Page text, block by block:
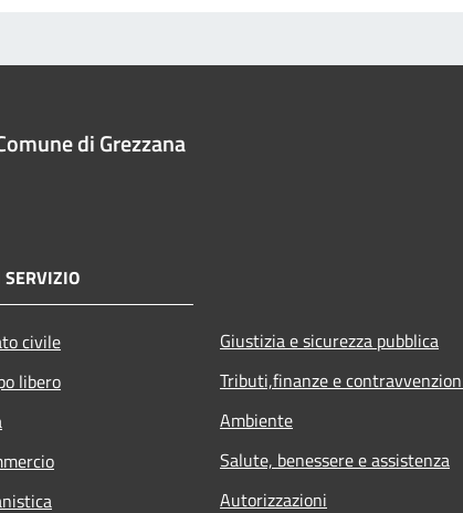
di Grezzana
SERVIZIO
civile
libero
Giustizia e sicurezza pubblica
Tributi,finanze e
Ambiente
Salute, benessere e assistenza
Autorizzazioni